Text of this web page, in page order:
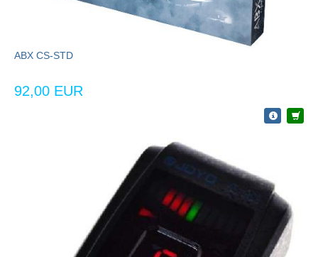
ABX CS-STD
92,00 EUR